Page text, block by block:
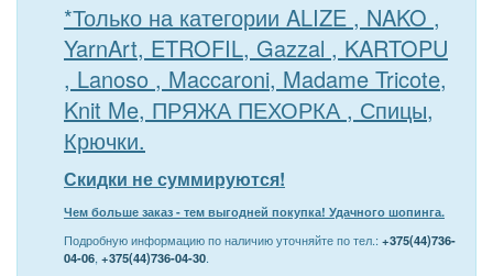
*Только на категории ALIZE , NAKO ,
YarnArt, ETROFIL, Gazzal , KARTOPU
, Lanoso , Maccaroni, Madame Tricote,
Knit Me, ПРЯЖА ПЕХОРКА , Спицы,
Крючки.
Скидки не суммируются!
Чем больше заказ - тем выгодней покупка! Удачного шопинга.
Подробную информацию по наличию уточняйте по тел.: +375(44)736-
04-06, +375(44)736-04-30.